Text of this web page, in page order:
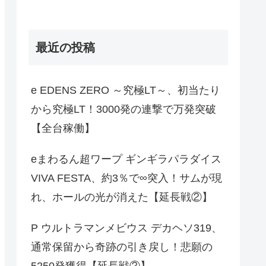
最近の投稿
e EDENS ZERO ～究極LT～、初当たり
から究極LT！3000発の連撃で万発突破
【全台稼働】
eまわるん超ワープ ギンギラパラダイス
VIVA FESTA、約3％で∞突入！サムが現
れ、ホールの光が消えた【延長戦②】
P ウルトラマンメビウス デカヘソ319、
通常保留から奇跡の引き戻し！悲願の